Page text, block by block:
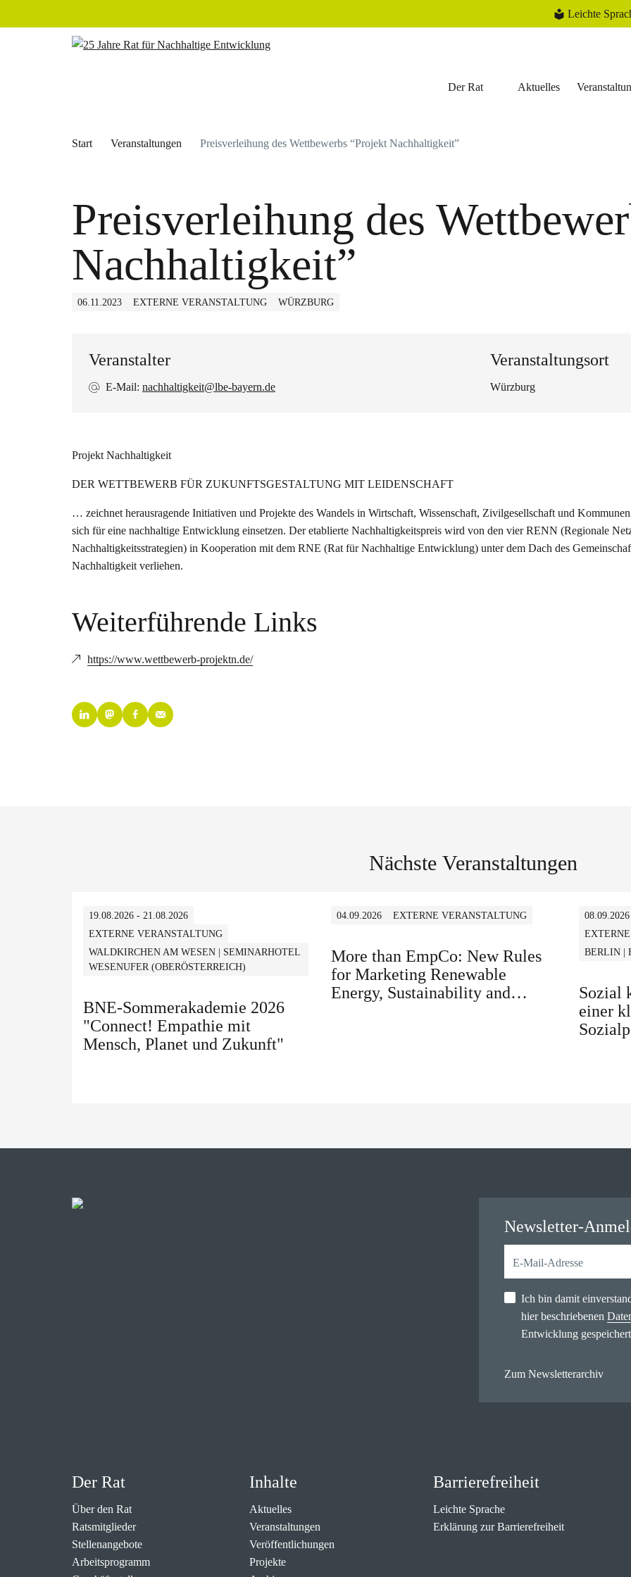
Leichte
Der Rat Aktuelles
Start Veranstaltungen Preisverleihung des Wettbewerbs “Projekt Nachhaltigkeit”
Preisverleihung des
Nachhaltigkeit”
06.11.2023 EXTERNE VERANSTALTUNG WÜRZBURG
Veranstalter
E-Mail: nachhaltigkeit@lbe-bayern.de
Veranstaltungsort
Würzburg
Projekt Nachhaltigkeit
DER WETTBEWERB FÜR ZUKUNFTSGESTALTUNG MIT LEIDENSCHAFT
… zeichnet herausragende Initiativen und Projekte des Wandels in Wirtschaft, Wissenschaft, Zivilgesellschaft und
sich für eine nachhaltige Entwicklung einsetzen. Der etablierte Nachhaltigkeitspreis wird von den vier RENN (Regionale
Nachhaltigkeitsstrategien) in Kooperation mit dem RNE (Rat für Nachhaltige Entwicklung) unter dem Dach des
Nachhaltigkeit verliehen.
Weiterführende Links
https://www.wettbewerb-projektn.de/
Nächste Veranstaltungen
19.08.2026 - 21.08.2026
EXTERNE VERANSTALTUNG
WALDKIRCHEN AM WESEN | SEMINARHOTEL
WESENUFER (OBERÖSTERREICH)
BNE-Sommerakademie 2026
"Connect! Empathie mit
Mensch, Planet und Zukunft"
04.09.2026 EXTERNE VERANSTALTUNG
More than EmpCo: New Rules
for Marketing Renewable
Energy, Sustainability and
BERLIN |
Sozial
einer
Newsletter-
Ich bin damit
hier beschriebenen
Entwicklung
Zum Newsletterarchiv
Der Rat
Über den Rat
Ratsmitglieder
Stellenangebote
Arbeitsprogramm
Inhalte
Aktuelles
Veranstaltungen
Veröffentlichungen
Projekte
Barrierefreiheit
Leichte Sprache
Erklärung zur Barrierefreiheit